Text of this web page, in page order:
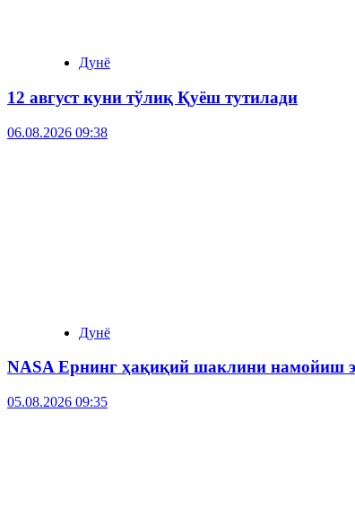
Дунё
12 август куни тўлиқ Қуёш тутилади
06.08.2026 09:38
Дунё
NASA Ернинг ҳақиқий шаклини намойиш
05.08.2026 09:35